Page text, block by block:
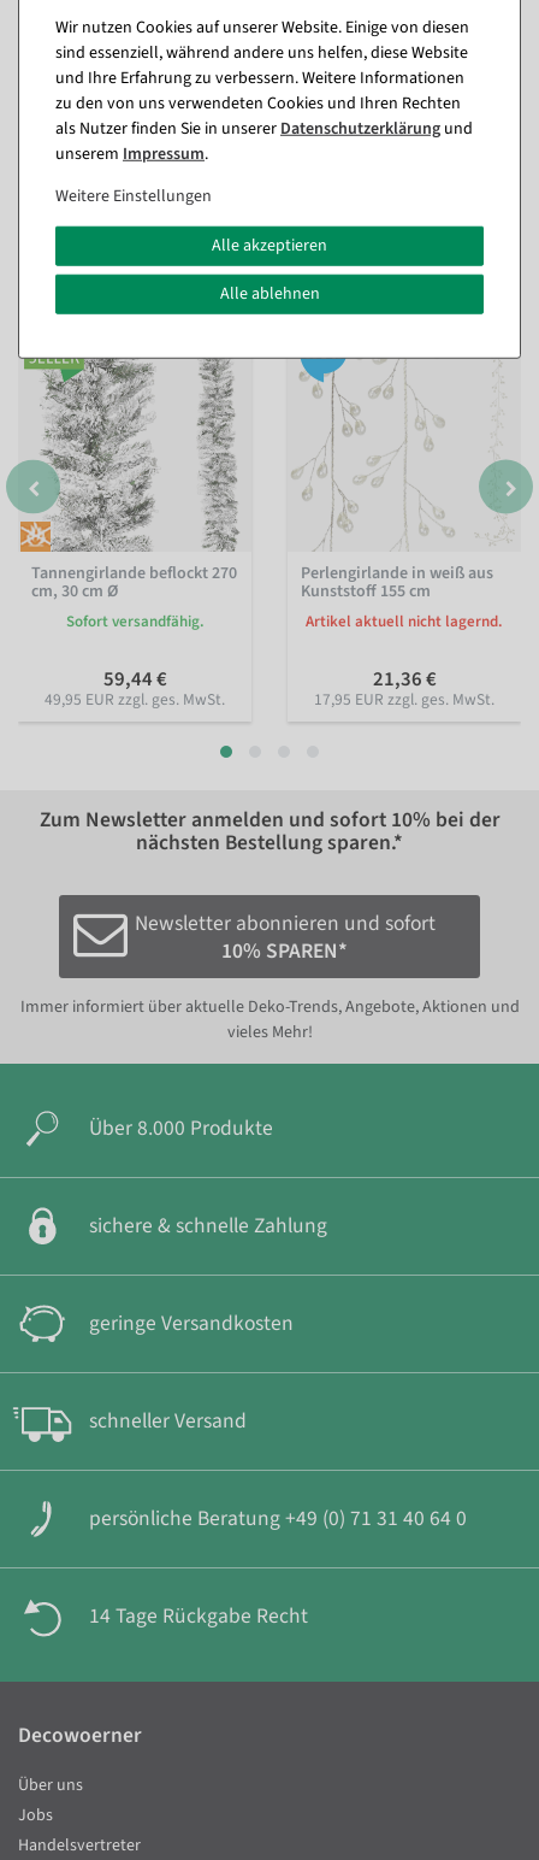
Kamine und vieles mehr. Dank der IP44-Schutzklasse auch
perfekt für den Außenbereich geeignet.
Fragen zum Artikel
Passende Artikel zu diesem Produkt
(8)
Tannengirlande beflockt 270
cm, 30 cm Ø
Sofort versandfähig.
59,44 €
49,95 EUR zzgl. ges. MwSt.
Perlengirlande in weiß aus
Kunststoff 155 cm
Artikel aktuell nicht lagernd.
21,36 €
17,95 EUR zzgl. ges. MwSt.
Zum Newsletter anmelden und sofort 10% bei der
nächsten Bestellung sparen.*
Newsletter abonnieren und sofort
10% SPAREN*
Immer informiert über aktuelle Deko-Trends, Angebote, Aktionen und
vieles Mehr!
Über 8.000 Produkte
sichere & schnelle Zahlung
geringe Versandkosten
schneller Versand
persönliche Beratung +49 (0) 71 31 40 64 0
14 Tage Rückgabe Recht
Wir nutzen Cookies auf unserer Website. Einige von diesen
sind essenziell, während andere uns helfen, diese Website
und Ihre Erfahrung zu verbessern. Weitere Informationen
zu den von uns verwendeten Cookies und Ihren Rechten
als Nutzer finden Sie in unsererDaten­schutz­erklärung und
unserem Impressum.
Weitere Einstellungen
Alle akzeptieren
Alle ablehnen
Decowoerner
Über uns
Jobs
Handelsvertreter